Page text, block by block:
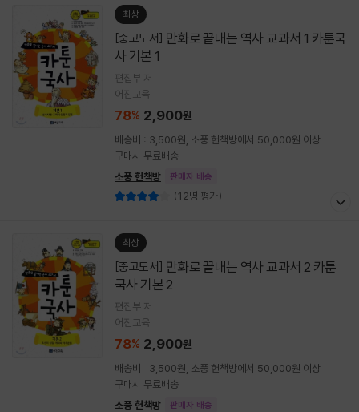
최상
[중고도서]
사 기본 1
편집부 저
어진교육
78% 2,900원
배송비 : 3,500원, 소풍 헌책방에서 50,000원 이상
구매시 무료배송
소풍 헌책방
판매자 배송
(12명 평가)
최상
[중고도서]
국사 기본 2
편집부 저
어진교육
78% 2,900원
배송비 : 3,500원, 소풍 헌책방에서 50,000원 이상
구매시 무료배송
소풍 헌책방
판매자 배송